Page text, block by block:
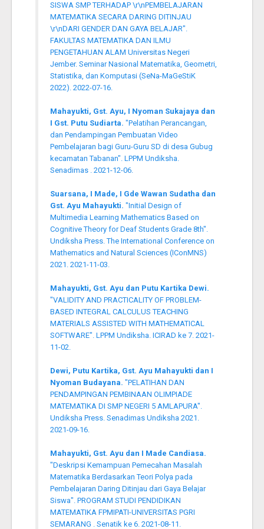
SISWA SMP TERHADAP \r\nPEMBELAJARAN
MATEMATIKA SECARA DARING DITINJAU
\r\nDARI GENDER DAN GAYA BELAJAR".
FAKULTAS MATEMATIKA DAN ILMU
PENGETAHUAN ALAM Universitas Negeri
Jember. Seminar Nasional Matematika, Geometri,
Statistika, dan Komputasi (SeNa-MaGeStiK
2022). 2022-07-16.
Mahayukti, Gst. Ayu, I Nyoman Sukajaya dan
I Gst. Putu Sudiarta. "Pelatihan Perancangan,
dan Pendampingan Pembuatan Video
Pembelajaran bagi Guru-Guru SD di desa Gubug
kecamatan Tabanan". LPPM Undiksha.
Senadimas . 2021-12-06.
Suarsana, I Made, I Gde Wawan Sudatha dan
Gst. Ayu Mahayukti. "Initial Design of
Multimedia Learning Mathematics Based on
Cognitive Theory for Deaf Students Grade 8th".
Undiksha Press. The International Conference on
Mathematics and Natural Sciences (IConMNS)
2021. 2021-11-03.
Mahayukti, Gst. Ayu dan Putu Kartika Dewi.
"VALIDITY AND PRACTICALITY OF PROBLEM-
BASED INTEGRAL CALCULUS TEACHING
MATERIALS ASSISTED WITH MATHEMATICAL
SOFTWARE". LPPM Undiksha. ICIRAD ke 7. 2021-
11-02.
Dewi, Putu Kartika, Gst. Ayu Mahayukti dan I
Nyoman Budayana. "PELATIHAN DAN
PENDAMPINGAN PEMBINAAN OLIMPIADE
MATEMATIKA DI SMP NEGERI 5 AMLAPURA".
Undiksha Press. Senadimas Undiksha 2021.
2021-09-16.
Mahayukti, Gst. Ayu dan I Made Candiasa.
"Deskripsi Kemampuan Pemecahan Masalah
Matematika Berdasarkan Teori Polya pada
Pembelajaran Daring Ditinjau dari Gaya Belajar
Siswa". PROGRAM STUDI PENDIDIKAN
MATEMATIKA FPMIPATI-UNIVERSITAS PGRI
SEMARANG . Senatik ke 6. 2021-08-11.